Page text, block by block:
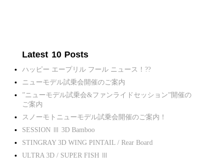
Latest 10 Posts
ハッピー エープリル フール ニュース！??
ニューモデル試乗会開催のご案内
”ニューモデル試乗会&ファンライドセッション”開催の
ご案内
スノーモトニューモデル試乗会開催のご案内！
SESSION Ⅲ 3D Bamboo
STINGRAY 3D WING PINTAIL / Rear Board
ULTRA 3D / SUPER FISH Ⅲ